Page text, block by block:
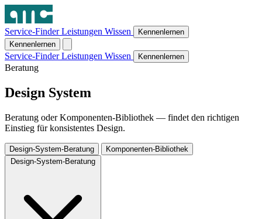
Service-FinderLeistungen Wissen
Kennenlernen
Kennenlernen
Service-FinderLeistungen Wissen Kennenlernen
Beratung
Design System
Beratung oder Komponenten-Bibliothek — findet den richtigen
Einstieg für konsistentes Design.
Design-System-Beratung
Komponenten-Bibliothek
Design-System-Beratung